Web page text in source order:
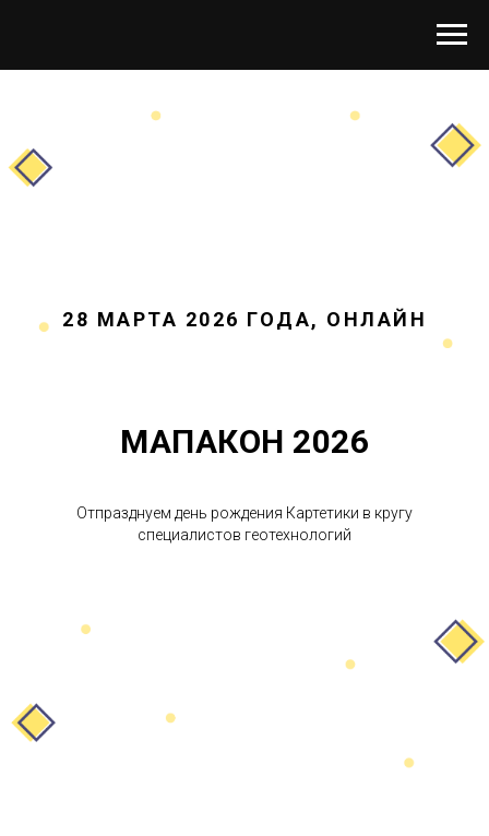
28 МАРТА 2026 ГОДА, ОНЛАЙН
МАПАКОН 2026
Отпразднуем день рождения Картетики в кругу
специалистов геотехнологий